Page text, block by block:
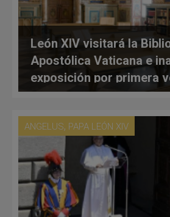
León XIV visitará la
Apostólica Vaticana e
exposición por primera
ANGELUS, PAPA LEÓN XIV